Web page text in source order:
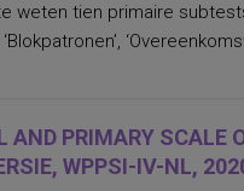
weten tien primaire
AND PRIMARY SCALE
WPPSI-IV-NL,